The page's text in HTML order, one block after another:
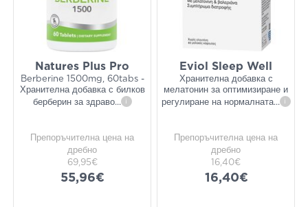
Natures Plus Pro
Berberine 1500mg, 60tabs -
Хранителна добавка с билков
берберин за здраво... i
Препоръчителна цена на
дребно
69,95€
55,96€
Eviol Sleep Well
Хранителна добавка с
мелатонин за оптимизиране и
регулиране на нормалната... i
Препоръчителна цена на
дребно
16,40€
16,40€